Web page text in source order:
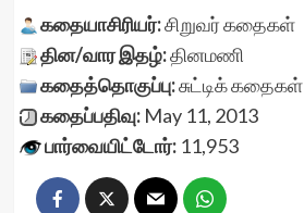
கதையாசிரியர்:சிறுவர் கதைகள்
தின/வார இதழ்:தினமணி
கதைத்தொகுப்பு:சுட்டிக் கதைகள்
கதைப்பதிவு:May 11, 2013
பார்வையிட்டோர்:11,953